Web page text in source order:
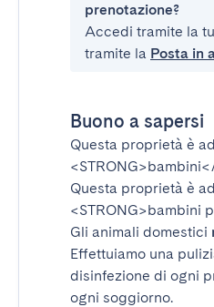
prenotazione?
Accedi tramite la
tramite la Posta in
Buono a sapersi
Questa proprietà è
Questa proprietà è
<STRONG>bambini
Gli animali domestici
Effettuiamo una
disinfezione di ogni
ogni soggiorno.